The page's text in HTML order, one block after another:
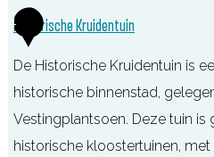
i
s
j
e
m
I
J
s
s
e
S
p
e
e
l
t
4Historische Kruidentuin
De Historische Kruidentuin is
historische binnenstad,
Vestingplantsoen. Deze tuin is
historische kloostertuinen,